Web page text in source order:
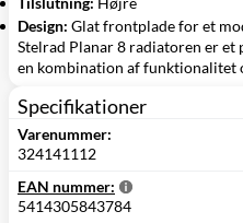
Design: Glat frontplade for et
Stelrad Planar 8 radiatoren er et
en kombination af funktionalitet
Specifikationer
Varenummer:
324141112
EAN nummer:
5414305843784